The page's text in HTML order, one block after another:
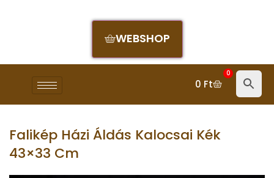
WEBSHOP
0 Ft
0
Falikép Házi Áldás Kalocsai Kék
43×33 Cm